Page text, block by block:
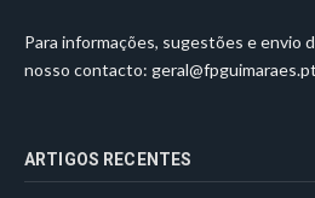
Para informações, sugestões e envio
nosso contacto: geral@fpguimaraes.pt
ARTIGOS RECENTES